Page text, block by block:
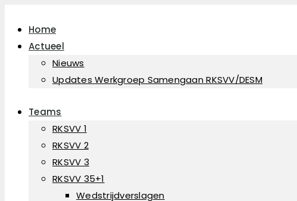
Home
Actueel
Nieuws
Updates Werkgroep Samengaan RKSVV/DESM
Teams
RKSVV 1
RKSVV 2
RKSVV 3
RKSVV 35+1
Wedstrijdverslagen